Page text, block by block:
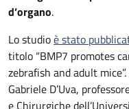
d’organo.
Lo studioè stato
titolo “BMP7 promotes
zebrafish and adult
Gabriele D’Uva,